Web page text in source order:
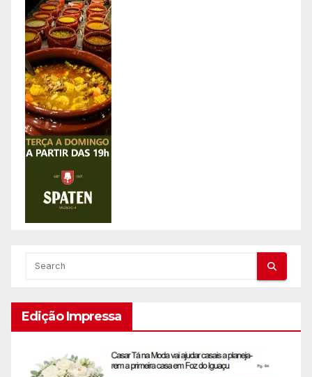
Edição Impressa